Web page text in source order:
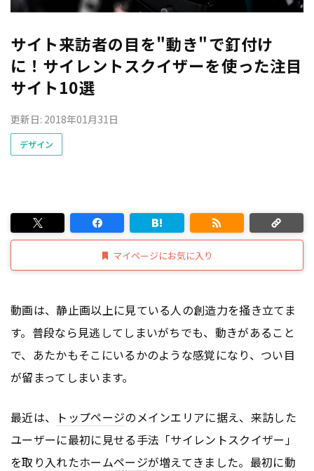
サイト来訪者の目を"動き"で釘付け
に！サイレントスクイザーを使った注目
サイト10選
更新日: 2018年01月31日
デザイン
マイページにお気に入り
動画は、静止画以上に見ている人の創造力を掻き立てま
す。普段なら見逃してしまいがちでも、動きがあること
で、あたかもそこにいるかのような感覚になり、つい目
が留まってしまいます。
最近は、 トップページのメインエリアに据え、来訪した
ユーザーに最初に見せる手法「サイレントスクイザー」
を取り入れたホームページが増えてきました。最初に動